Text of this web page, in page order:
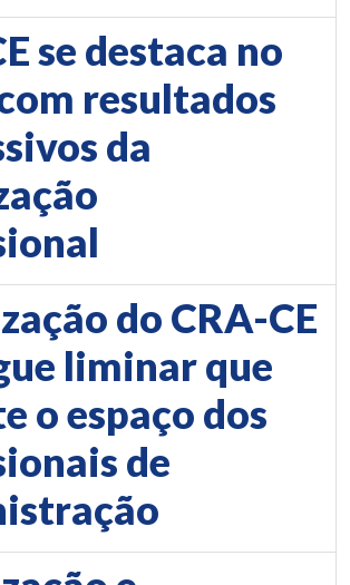
se destaca no
resultados
da
do CRA-CE
liminar que
o espaço dos
de